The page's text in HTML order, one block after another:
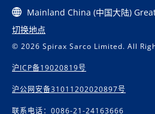
Mainland China (中国大陆)
切换地点
© 2026 Spirax Sarco Limited. All
沪ICP备19020819号
沪公网安备31011202020897号
联系电话：0086-21-24163666